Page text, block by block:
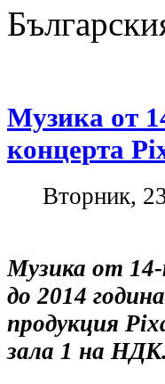
Музика от
концерта
Вторник,
Музика от
до 2014
продукция
зала 1 на НДК.